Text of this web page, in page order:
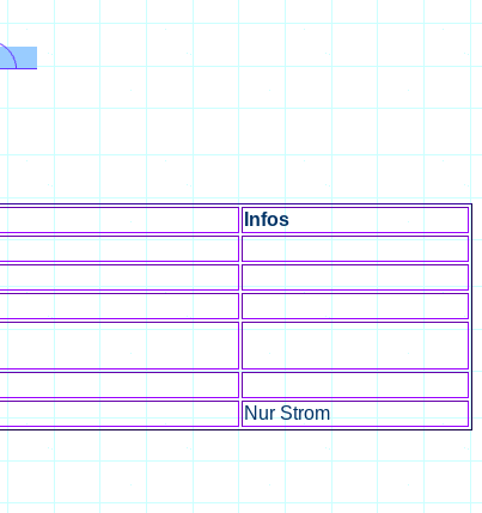
Infos
Nur Strom